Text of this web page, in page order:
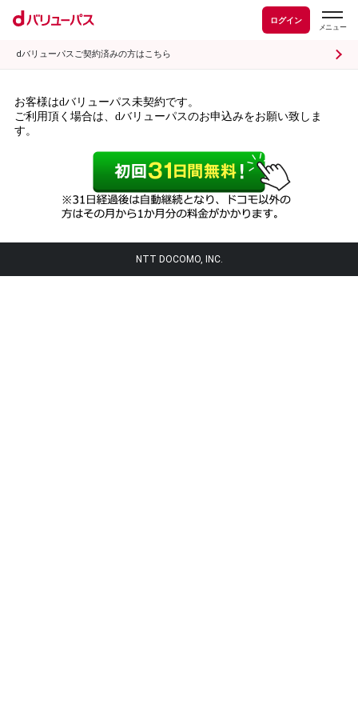
ログイン
dバリューパスご契約済みの方はこちら
お客様はdバリューパス未契約です。
ご利用頂く場合は、dバリューパスのお申込みをお願い致しま
す。
NTT DOCOMO, INC.